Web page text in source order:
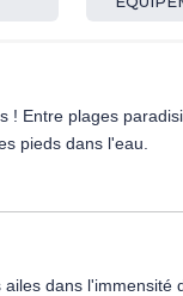
Entre plages
pieds dans l'eau.
dans